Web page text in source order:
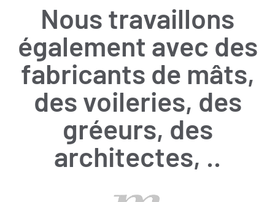
Voir les préférences
Mentions légales
Nous travaillons
également avec des
fabricants de mâts,
des voileries, des
gréeurs, des
architectes, ..